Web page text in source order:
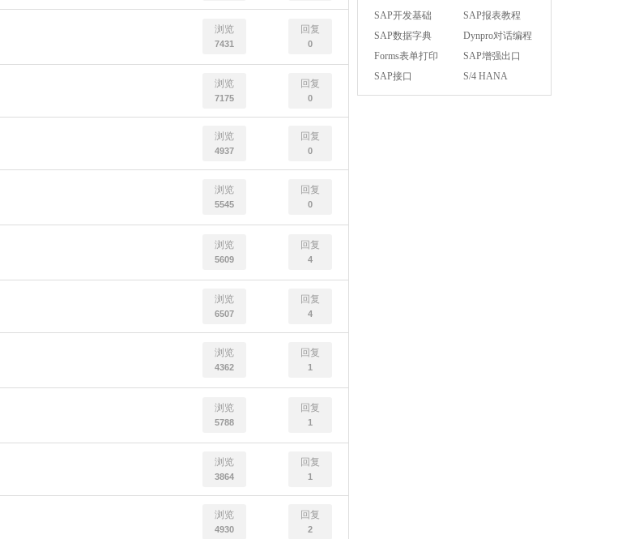
浏览
7431
回复
0
浏览
7175
回复
0
浏览
4937
回复
0
浏览
5545
回复
0
浏览
5609
回复
4
浏览
6507
回复
4
浏览
4362
回复
1
浏览
5788
回复
1
浏览
3864
回复
1
浏览
4930
回复
2
SAP开发基础
SAP报表教程
SAP数据字典
Dynpro对话编程
Forms表单打印
SAP增强出口
SAP接口
S/4 HANA